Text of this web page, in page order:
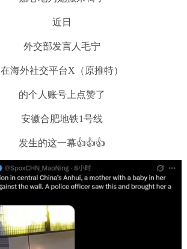
近日
外交部发言人毛宁
在海外社交平台X（原推特）
的个人账号上点赞了
安徽合肥地铁1号线
发生的这一幕👍👍👍